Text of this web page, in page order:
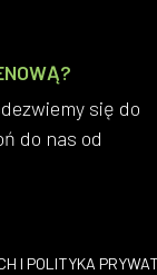
się do
do nas od
I POLITYKA